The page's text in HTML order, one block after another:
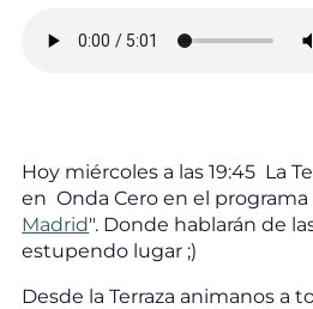
Hoy miércoles a las 19:45 La
en Onda Cero en el programa
Madrid". Donde hablarán de
estupendo lugar ;)
Desde la Terraza animanos a